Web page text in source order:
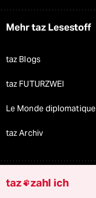
Mehr taz Lesestoff
taz Blogs
taz FUTURZWEI
Le Monde diplomatique
taz Archiv
Mehr taz Angebote
taz zahl ich